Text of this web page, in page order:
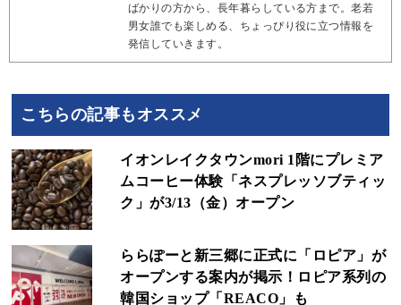
ばかりの方から、長年暮らしている方まで。老若
男女誰でも楽しめる、ちょっぴり役に立つ情報を
発信していきます。
こちらの記事もオススメ
イオンレイクタウンmori 1階にプレミア
ムコーヒー体験「ネスプレッソブティッ
ク」が3/13（金）オープン
ららぽーと新三郷に正式に「ロピア」が
オープンする案内が掲示！ロピア系列の
韓国ショップ「REACO」も